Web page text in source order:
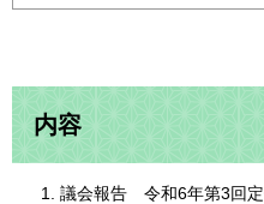
内容
議会報告 令和6年第3回